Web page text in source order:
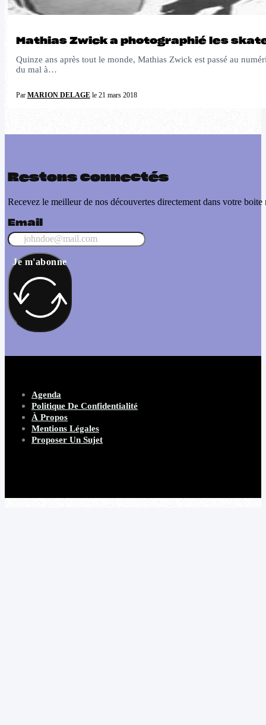
Mathias Zwick a photographié les
Quinze ans après tout le monde, Mathias Zwick est passé au
du mal à…
Par MARION DELAGEle 21 mars 2018
Restons connectés
Recevez le meilleur de nos découvertes directement dans votre boite
Email
Je m'abonne
Agenda
Politique De Confidentialité
À Propos
Mentions Légales
Proposer Un Sujet